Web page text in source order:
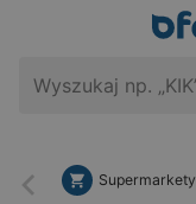
Wstecz
Supermarkety